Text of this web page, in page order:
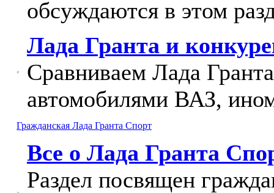
обсуждаются в этом
Лада Гранта и
Сравниваем Лада
автомобилями ВАЗ,
Гражданская Лада Гранта Спорт
Все о Лада Гранта
Раздел посвящен